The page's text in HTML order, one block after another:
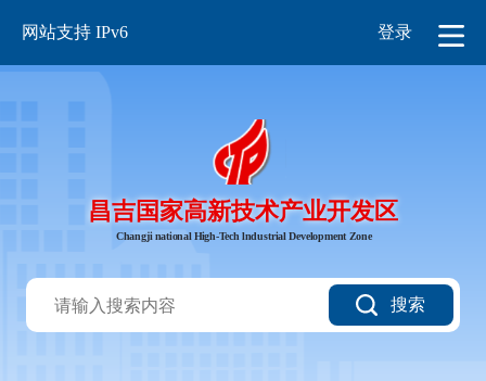
网站支持 IPv6 登录
昌吉国家高新技术产业开发区
Changji national High-Tech lndustrial Development Zone
搜索